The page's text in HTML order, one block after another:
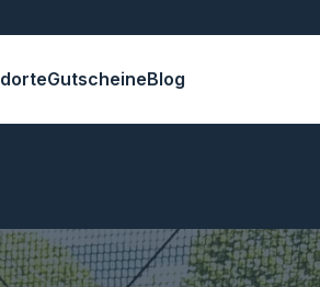
GutscheineBlog